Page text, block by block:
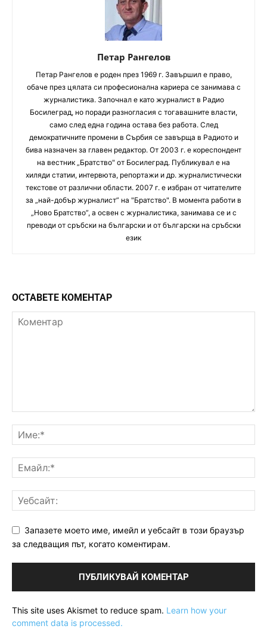
Петар Рангелов
Петaр Рангелов е роден през 1969 г. Завършил е право,
обаче през цялата си професионална кариера се занимава с
журналистика. Започнал е като журналист в Радио
Босилеград, но поради разногласия с тогавашните власти,
само след една година остава без работа. След
демократичните промени в Сърбия се завърща в Радиото и
бива назначен за главен редактор. От 2003 г. е кореспондент
на вестник „Братство" от Босилеград. Публикувал е на
хиляди статии, интервюта, репортажи и др. журналистически
текстове от различни области. 2007 г. е избран от читателите
за „най-добър журналист” на "Братство". В момента работи в
„Ново Братство”, а освен с журналистика, занимава се и с
преводи от сръбски на български и от български на сръбски
език
ОСТАВЕТЕ КОМЕНТАР
Запазете моето име, имейл и уебсайт в този браузър
за следващия път, когато коментирам.
This site uses Akismet to reduce spam. Learn how your
comment data is processed.